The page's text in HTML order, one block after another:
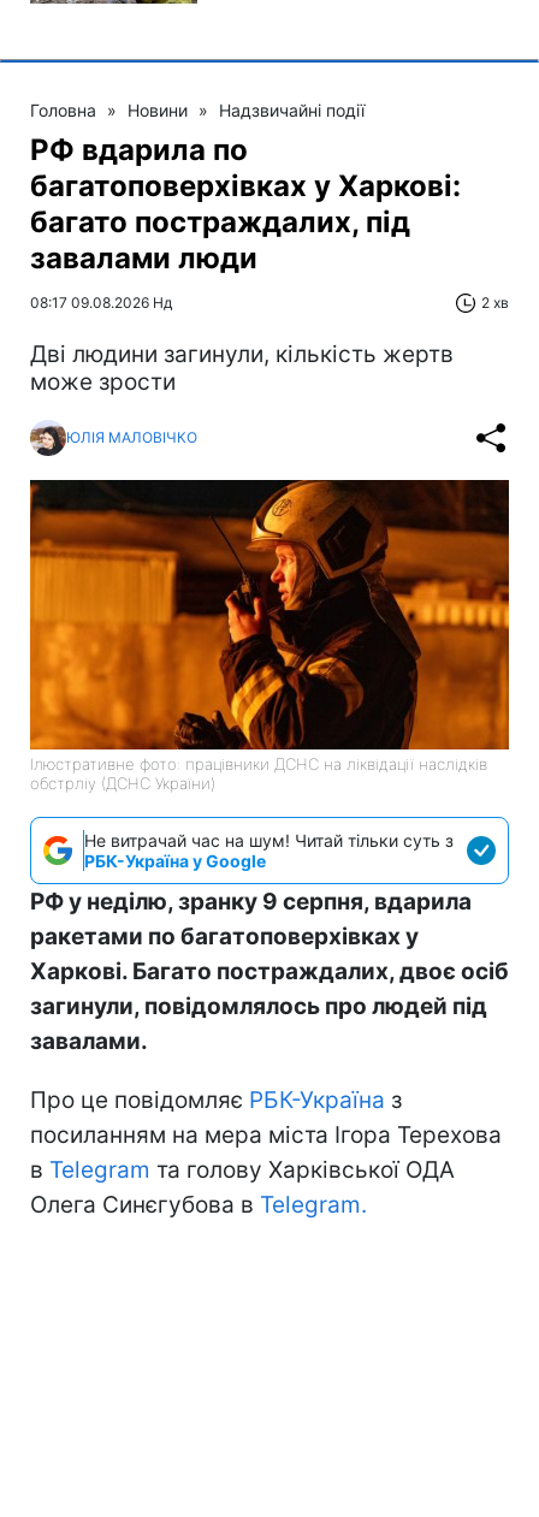
Головна » Новини » Надзвичайні події
РФ вдарила по
багатоповерхівках у Харкові:
багато постраждалих, під
завалами люди
08:17 09.08.2026 Нд 2 хв
Дві людини загинули, кількість жертв
може зрости
ЮЛІЯ МАЛОВІЧКО
Ілюстративне фото: працівники ДСНС на ліквідації наслідків
обстрліу (ДСНС України)
Не витрачай час на шум! Читай тільки суть з
РБК-Україна у Google
РФ у неділю, зранку 9 серпня, вдарила
ракетами по багатоповерхівках у
Харкові. Багато постраждалих, двоє осіб
загинули, повідомлялось про людей під
завалами.
Про це повідомляє РБК-Україна з
посиланням на мера міста Ігора Терехова
в Telegram та голову Харківської ОДА
Олега Синєгубова в Telegram.